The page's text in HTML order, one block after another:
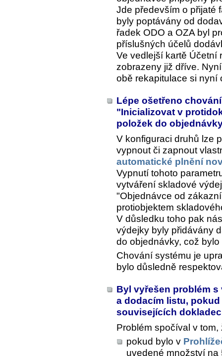
Jde především o přijaté
byly poptávány od
řadek ODO a OZA byl
příslušných účelů
Ve vedlejší kartě Účetní
zobrazeny již dříve.
obě rekapitulace si nyní
Lépe ošetřeno
"Inicializovat v
položek do
V konfiguraci druhů lze
vypnout či zapnout
automatické plnění
Vypnutí tohoto
vytváření skladové
"Objednávce od
protiobjektem
V důsledku toho pak
výdejky byly přidávány
do objednávky, což
Chování systému je
bylo důsledně
Byl vyřešen problém
a dodacím listu,
souvisejících
Problém spočíval v tom,
pokud bylo v
uvedené množství na